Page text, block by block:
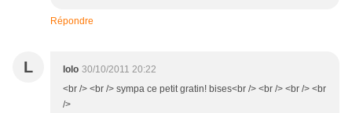
Répondre
L lolo 30/10/2011 20:22
<br /> <br /> sympa ce petit gratin! bises<br /> <br /> <br /> <br
/>